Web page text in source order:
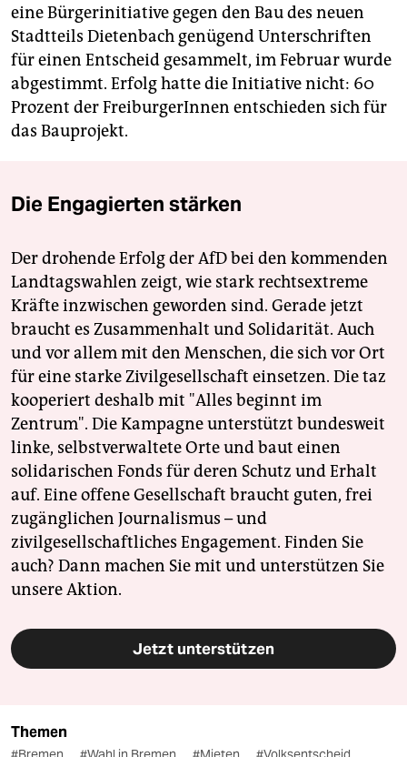
eine Bürgerinitiative gegen den Bau des neuen
Stadtteils Dietenbach genügend Unterschriften
für einen Entscheid gesammelt, im Februar wurde
abgestimmt. Erfolg hatte die Initiative nicht: 60
Prozent der FreiburgerInnen entschieden sich für
das Bauprojekt.
Die Engagierten stärken
Der drohende Erfolg der AfD bei den kommenden
Landtagswahlen zeigt, wie stark rechtsextreme
Kräfte inzwischen geworden sind. Gerade jetzt
braucht es Zusammenhalt und Solidarität. Auch
und vor allem mit den Menschen, die sich vor Ort
für eine starke Zivilgesellschaft einsetzen. Die taz
kooperiert deshalb mit "Alles beginnt im
Zentrum". Die Kampagne unterstützt bundesweit
linke, selbstverwaltete Orte und baut einen
solidarischen Fonds für deren Schutz und Erhalt
auf. Eine offene Gesellschaft braucht guten, frei
zugänglichen Journalismus – und
zivilgesellschaftliches Engagement. Finden Sie
auch? Dann machen Sie mit und unterstützen Sie
unsere Aktion.
Jetzt unterstützen
Themen